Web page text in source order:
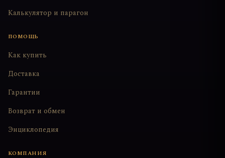
Калькулятор и парагон
ПОМОЩЬ
Как купить
Доставка
Гарантии
Возврат и обмен
Энциклопедия
КОМПАНИЯ